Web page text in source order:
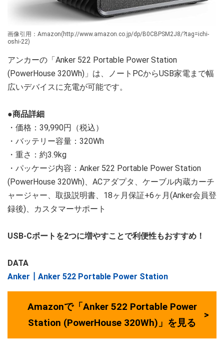
画像引用：Amazon(http://www.amazon.co.jp/dp/B0CBPSM2J8/?tag=ichi-
oshi-22)
アンカーの「Anker 522 Portable Power Station
(PowerHouse 320Wh)」は、ノートPCからUSB家電まで幅
広いデバイスに充電が可能です。
●商品詳細
・価格：39,990円（税込）
・バッテリー容量：320Wh
・重さ：約3.9kg
・パッケージ内容：Anker 522 Portable Power Station
(PowerHouse 320Wh)、ACアダプタ、ケーブル内蔵カーチ
ャージャー、取扱説明書、18ヶ月保証+6ヶ月(Anker会員登
録後)、カスタマーサポート
USB-Cポートを2つに増やすことで利便性もおすすめ！
DATA
Anker┃Anker 522 Portable Power Station
Amazonで「Anker 522 Portable Power
Station (PowerHouse 320Wh)」を見る